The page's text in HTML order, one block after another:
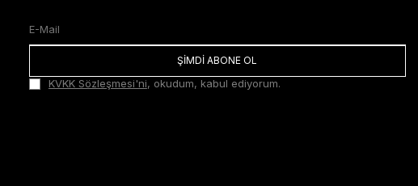
ŞİMDİ ABONE OL
KVKK Sözleşmesi'ni, okudum, kabul ediyorum.